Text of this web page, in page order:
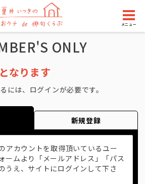
メニュー
ONLY
なります
には、ログインが必要です。
新規登録
アカウントを取得頂いているユー
ームより「メールアドレス」「パス
うえ、サイトにログインして下さ